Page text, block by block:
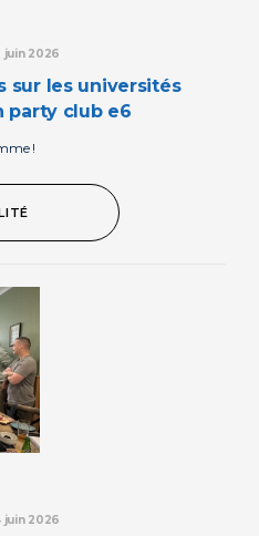
juin 2026
party club e6
!
juin 2026